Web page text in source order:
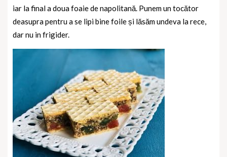
iar la final a doua foaie de napolitană. Punem un tocător
deasupra pentru a se lipi bine foile și lăsăm undeva la rece,
dar nu in frigider.